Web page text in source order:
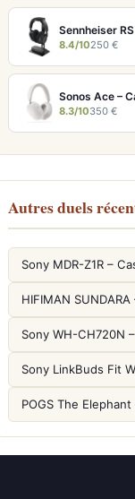
8.4/10250 €
8.3/10350 €
Autres duels